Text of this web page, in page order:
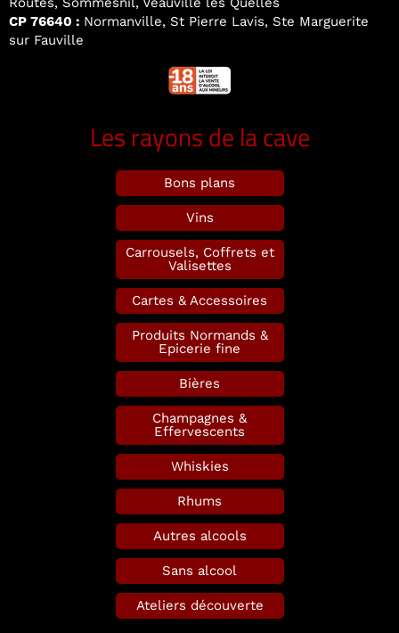
CP 76640 : Normanville, St Pierre Lavis, Ste Marguerite
sur Fauville
Les rayons de la cave
Bons plans
Vins
Carrousels, Coffrets et
Valisettes
Cartes & Accessoires
Produits Normands &
Epicerie fine
Bières
Champagnes &
Effervescents
Whiskies
Rhums
Autres alcools
Sans alcool
Ateliers découverte